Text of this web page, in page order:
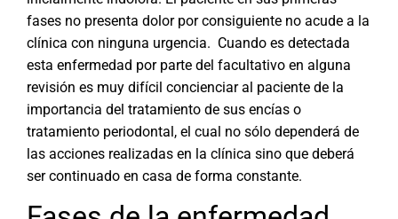
fases no presenta dolor por consiguiente no acude a la
clínica con ninguna urgencia. Cuando es detectada
esta enfermedad por parte del facultativo en alguna
revisión es muy difícil concienciar al paciente de la
importancia del tratamiento de sus encías o
tratamiento periodontal, el cual no sólo dependerá de
las acciones realizadas en la clínica sino que deberá
ser continuado en casa de forma constante.